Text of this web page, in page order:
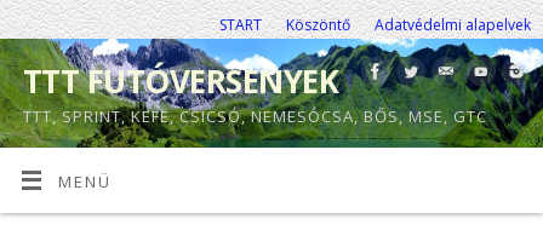
START Köszöntő Adatvédelmi alapelvek
TTT FUTÓVERSENYEK
TTT, SPRINT, KEFE, CSICSÓ, NEMESÓCSA, BŐS, MSE, GTC
MENÜ